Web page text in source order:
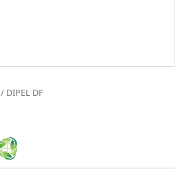
/ DIPEL DF